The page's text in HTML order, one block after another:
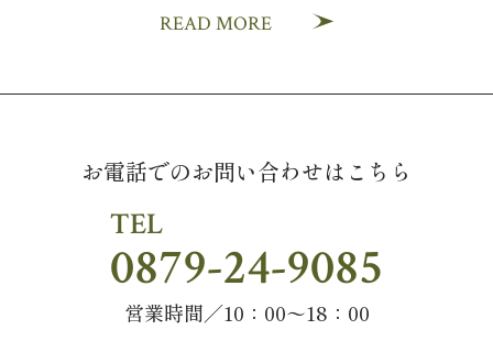
READ MORE
お電話でのお問い合わせはこちら
TEL
0879-24-9085
営業時間／10：00〜18：00